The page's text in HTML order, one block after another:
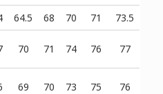
64.5 68 70 71
73.5
70 71 74 76 77
69 70 73 75 76